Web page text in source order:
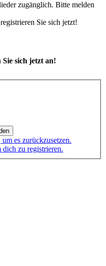
zugänglich. Bitte melden
Sie sich jetzt!
Sie sich jetzt an!
es zurückzusetzen.
zu registrieren.